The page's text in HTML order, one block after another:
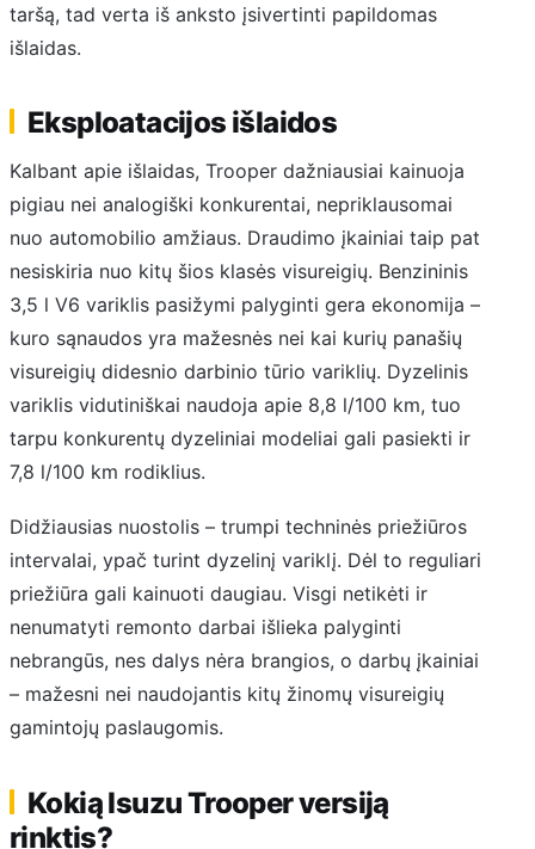
taršą, tad verta iš anksto įsivertinti papildomas
išlaidas.
Eksploatacijos išlaidos
Kalbant apie išlaidas, Trooper dažniausiai kainuoja
pigiau nei analogiški konkurentai, nepriklausomai
nuo automobilio amžiaus. Draudimo įkainiai taip pat
nesiskiria nuo kitų šios klasės visureigių. Benzininis
3,5 l V6 variklis pasižymi palyginti gera ekonomija –
kuro sąnaudos yra mažesnės nei kai kurių panašių
visureigių didesnio darbinio tūrio variklių. Dyzelinis
variklis vidutiniškai naudoja apie 8,8 l/100 km, tuo
tarpu konkurentų dyzeliniai modeliai gali pasiekti ir
7,8 l/100 km rodiklius.
Didžiausias nuostolis – trumpi techninės priežiūros
intervalai, ypač turint dyzelinį variklį. Dėl to reguliari
priežiūra gali kainuoti daugiau. Visgi netikėti ir
nenumatyti remonto darbai išlieka palyginti
nebrangūs, nes dalys nėra brangios, o darbų įkainiai
– mažesni nei naudojantis kitų žinomų visureigių
gamintojų paslaugomis.
Kokią Isuzu Trooper versiją
rinktis?